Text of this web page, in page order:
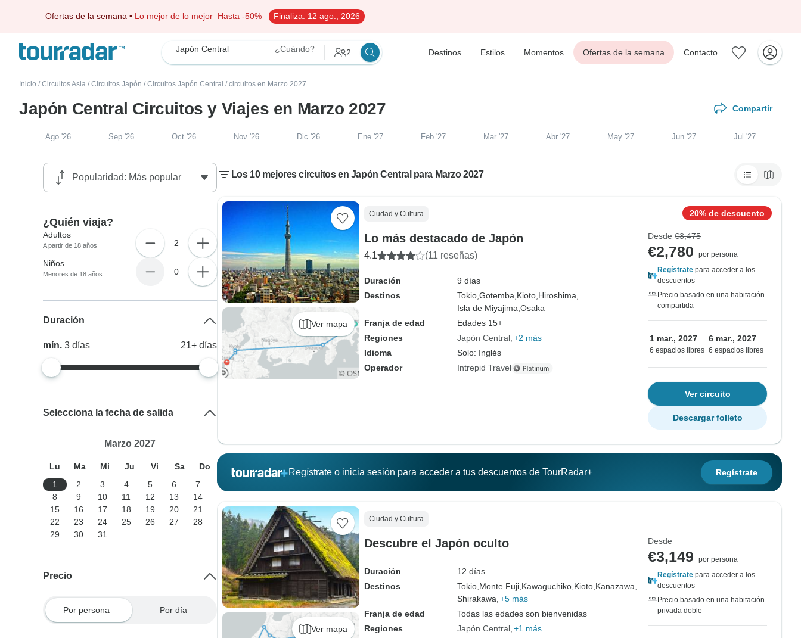
Ofertas de la semana • Lo mejor de lo mejor Hasta -50% Finaliza: 12 ago., 2026
Japón Central ¿Cuándo? 2 Destinos Estilos Momentos Ofertas de la semana Contacto
Inicio / Circuitos Asia / Circuitos Japón / Circuitos Japón Central / circuitos en Marzo 2027
Japón Central Circuitos y Viajes en Marzo 2027 Compartir
Ago '26 Sep '26 Oct '26 Nov '26 Dic '26 Ene '27 Feb '27 Mar '27 Abr '27 May '27 Jun '27 Jul '27
Los 10 mejores circuitos en Japón Central para Marzo 2027
Ver mapa
Ciudad y Cultura
Lo más destacado de Japón
4.1 (11 reseñas)
Duración
9 días
Destinos
Tokio, Gotemba, Kioto, Hiroshima,
Isla de Miyajima, Osaka
Franja de edad
Edades 15+
Regiones
Japón Central +2 más
Idioma
Solo: Inglés
Operador
Intrepid Travel
20% de descuento
Desde €3,475
€2,780
por persona
Regístrate para acceder a los
descuentos
Precio basado en una habitación
compartida
1 mar., 2027
6 espacios libres
6 mar., 2027
6 espacios libres
Ver circuito
Descargar folleto
Regístrate o inicia sesión para acceder a tus descuentos de TourRadar+ Regístrate
Ver mapa
Ciudad y Cultura
Descubre el Japón oculto
Duración
12 días
Destinos
Tokio, Monte Fuji, Kawaguchiko, Kioto, Kanazawa,
Shirakawa, +5 más
Franja de edad
Todas las edades son bienvenidas
Regiones
Japón Central +1 más
Desde
€3,149
por persona
Regístrate para acceder a los
descuentos
Precio basado en una habitación
privada doble
¿Quién viaja?
Adultos
A partir de 18 años 2
Niños
Menores de 18 años 0
Duración
mín.3días 21+ días
Selecciona la fecha de salida
Marzo 2027
Lu Ma Mi Ju Vi Sa
Do
1
2 3 4 5 6
7
8
9 10 11 12 13
14
15
16 17 18 19 20
21
22
23 24 25 26 27
28
29
30 31
Precio
Por persona Por día